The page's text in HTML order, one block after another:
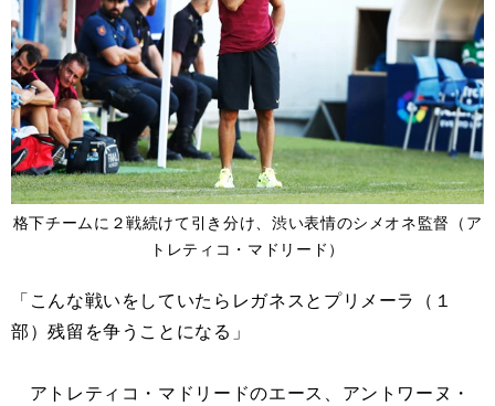
格下チームに２戦続けて引き分け、渋い表情のシメオネ監督（ア
トレティコ・マドリード）
「こんな戦いをしていたらレガネスとプリメーラ（１
部）残留を争うことになる」
アトレティコ・マドリードのエース、アントワーヌ・